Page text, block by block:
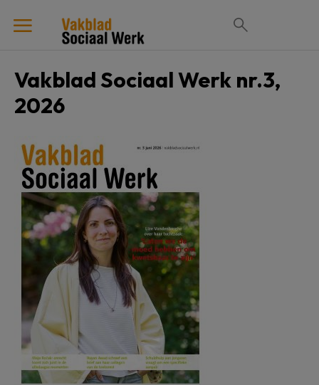
Vakblad Sociaal Werk nr.3,
2026